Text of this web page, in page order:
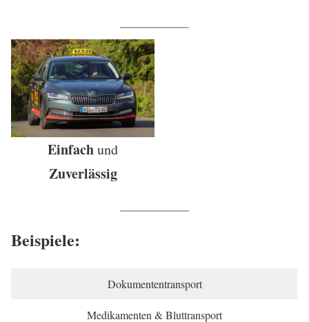
Einfachund
Zuverlässig
Beispiele:
Dokumententransport
Medikamenten & Bluttransport